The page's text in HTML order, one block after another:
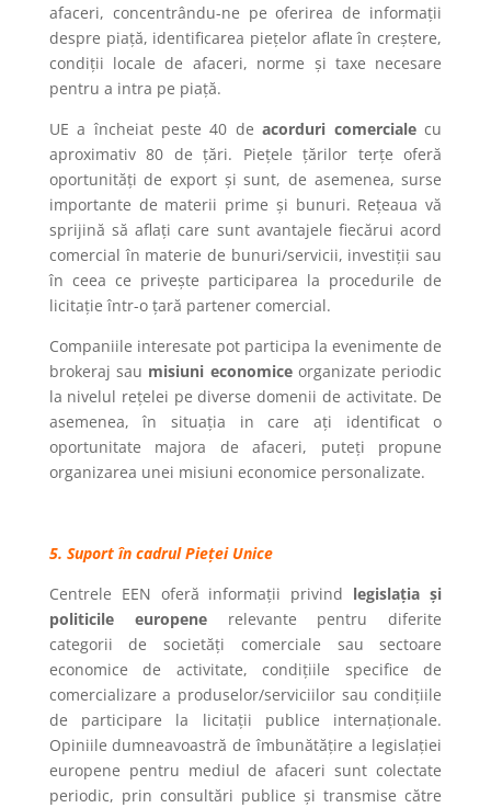
afaceri, concentrându-ne pe oferirea de informații
despre piață, identificarea piețelor aflate în creștere,
condiții locale de afaceri, norme și taxe necesare
pentru a intra pe piață.
UE a încheiat peste 40 deacorduri comercialecu
aproximativ 80 de țări. Piețele țărilor terțe oferă
oportunități de export și sunt, de asemenea, surse
importante de materii prime și bunuri. Rețeaua vă
sprijină să aflați care sunt avantajele fiecărui acord
comercial în materie de bunuri/servicii, investiții sau
în ceea ce privește participarea la procedurile de
licitație într-o țară partener comercial.
Companiile interesate pot participa la evenimente de
brokeraj sau misiuni economiceorganizate periodic
la nivelul rețelei pe diverse domenii de activitate. De
asemenea, în situația in care ați identificat o
oportunitate majora de afaceri, puteți propune
organizarea unei misiuni economice personalizate.
5. Suport în cadrul Pieței Unice
Centrele EEN oferă informații privind legislația și
politicile europenerelevante pentru diferite
categorii de societăți comerciale sau sectoare
economice de activitate, condițiile specifice de
comercializare a produselor/serviciilor sau condițiile
de participare la licitații publice internaționale.
Opiniile dumneavoastră de îmbunătățire a legislației
europene pentru mediul de afaceri sunt colectate
periodic, prin consultări publice și transmise către